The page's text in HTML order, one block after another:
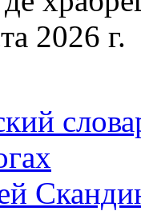
2026 г.